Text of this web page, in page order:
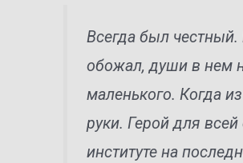
Всегда был
обожал, души в нем
маленького. Когда
руки. Герой для
институте на